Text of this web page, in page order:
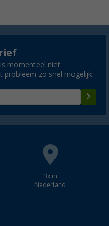
momenteel niet
probleem zo snel mogelijk
3x in
Nederland